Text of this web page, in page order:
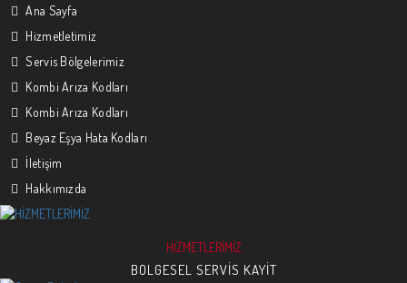
Ana Sayfa
Hizmetletimiz
Servis Bölgelerimiz
Kombi Arıza Kodları
Kombi Arıza Kodları
Beyaz Eşya Hata Kodları
İletişim
Hakkımızda
HİZMETLERİMİZ
BOLGESEL SERVIS KAYIT